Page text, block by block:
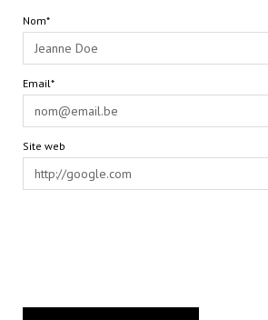
Nom*
Email*
Site web